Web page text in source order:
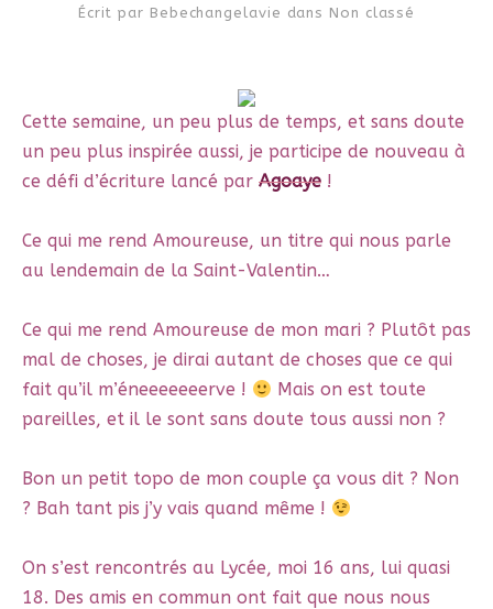
Écrit par Bebechangelavie dans Non classé
Cette semaine, un peu plus de temps, et sans doute
un peu plus inspirée aussi, je participe de nouveau à
ce défi d’écriture lancé par Agoaye !
Ce qui me rend Amoureuse, un titre qui nous parle
au lendemain de la Saint-Valentin…
Ce qui me rend Amoureuse de mon mari ? Plutôt pas
mal de choses, je dirai autant de choses que ce qui
fait qu’il m’éneeeeeeerve !
Mais on est toute
pareilles, et il le sont sans doute tous aussi non ?
Bon un petit topo de mon couple ça vous dit ? Non
? Bah tant pis j’y vais quand même !
On s’est rencontrés au Lycée, moi 16 ans, lui quasi
18. Des amis en commun ont fait que nous nous